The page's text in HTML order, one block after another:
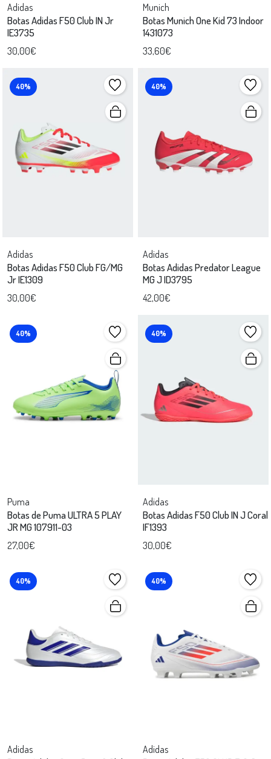
Adidas
Botas Adidas F50 Club IN Jr
IE3735
30,00€
Munich
Botas Munich One Kid 73 Indoor
1431073
33,60€
40%
Adidas
Botas Adidas F50 Club FG/MG
Jr IE1309
30,00€
40%
Adidas
Botas Adidas Predator League
MG J ID3795
42,00€
40%
Puma
Botas de Puma ULTRA 5 PLAY
JR MG 107911-03
27,00€
40%
Adidas
Botas Adidas F50 Club IN J Coral
IF1393
30,00€
40%
Adidas
40%
Adidas